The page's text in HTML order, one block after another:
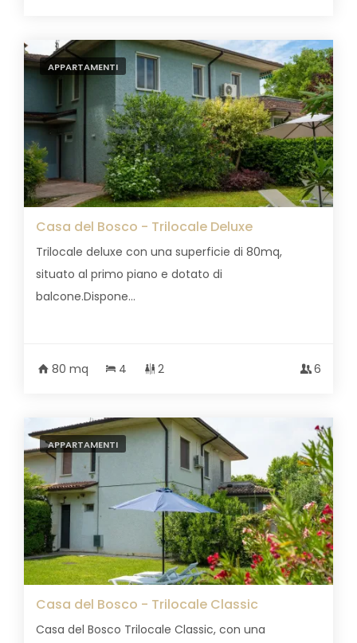
APPARTAMENTI
Casa del Bosco - Trilocale Deluxe
Trilocale deluxe con una superficie di 80mq,
situato al primo piano e dotato di
balcone.Dispone...
80 mq 4 2 6
APPARTAMENTI
Casa del Bosco - Trilocale Classic
Casa del Bosco Trilocale Classic, con una